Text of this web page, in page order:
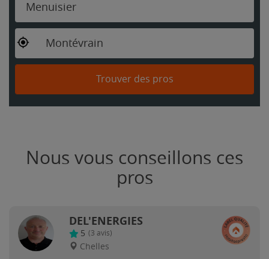
Menuisier
Montévrain
Trouver des pros
Nous vous conseillons ces
pros
DEL'ENERGIES
5 (3 avis)
Chelles